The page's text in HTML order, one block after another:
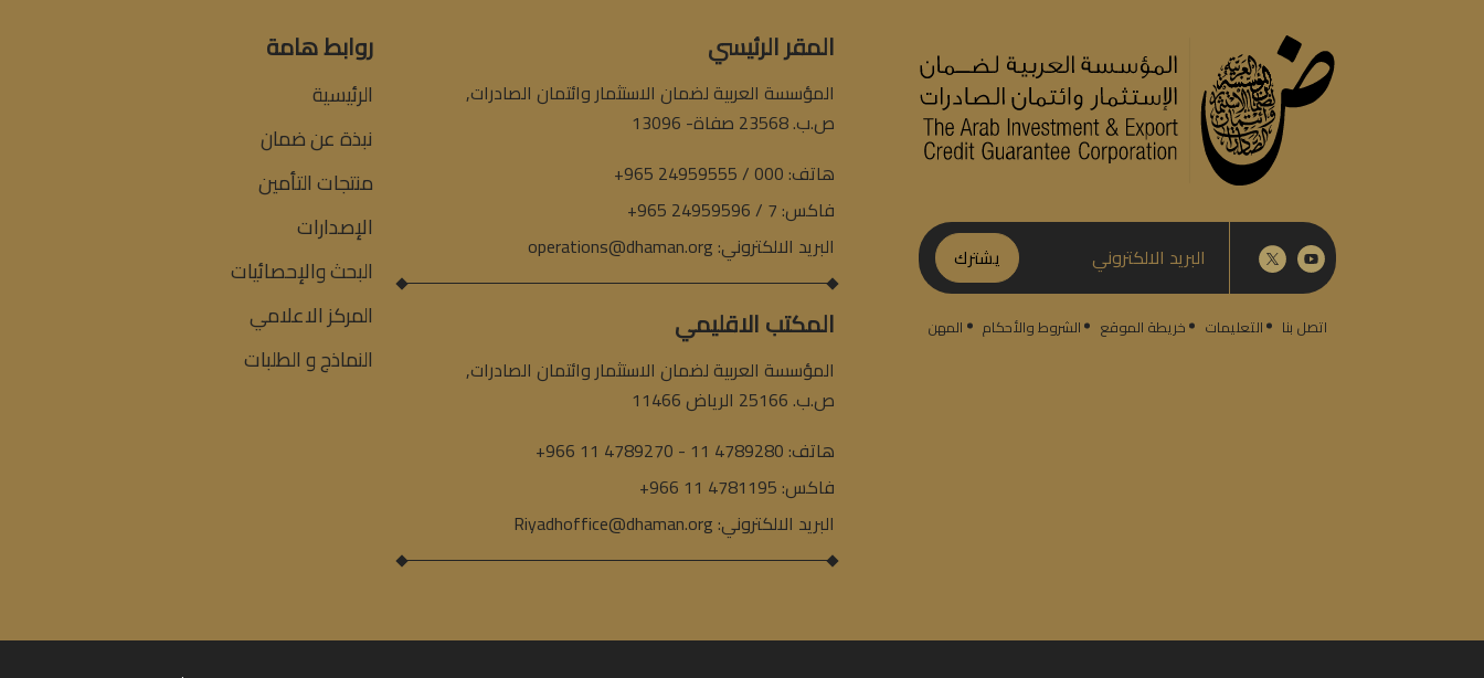
يشترك
اتصل بنا التعليمات خريطة الموقع الشروط والأحكام المهن
المقر الرئيسي
المؤسسة العربية لضمان الاستثمار وائتمان الصادرات,
ص.ب. 23568 صفاة- 13096
هاتف:+965 24959555 / 000
فاكس:+965 24959596 / 7
البريد الالكتروني:operations@dhaman.org
المكتب الاقليمي
المؤسسة العربية لضمان الاستثمار وائتمان الصادرات,
ص.ب. 25166 الرياض 11466
هاتف:+966 11 4789270 - 11 4789280
فاكس:+966 11 4781195
البريد الالكتروني:Riyadhoffice@dhaman.org
روابط هامة
الرئيسية
نبذة عن ضمان
منتجات التأمين
الإصدارات
البحث والإحصائيات
المركز الاعلامي
النماذج و الطلبات